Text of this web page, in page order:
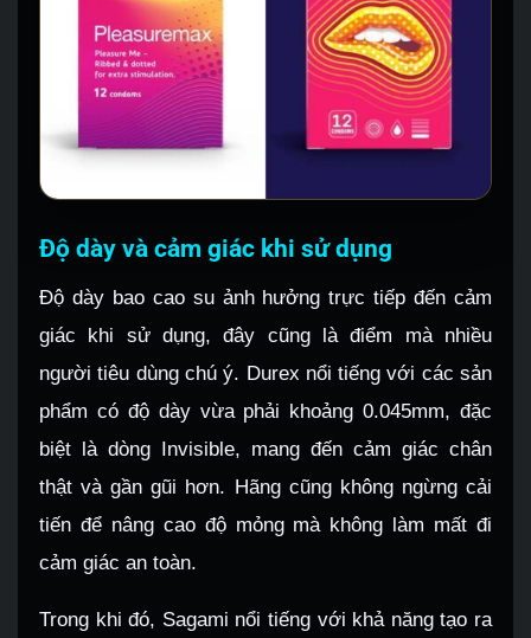
Độ dày và cảm giác khi sử dụng
Độ dày bao cao su ảnh hưởng trực tiếp đến cảm
giác khi sử dụng, đây cũng là điểm mà nhiều
người tiêu dùng chú ý. Durex nổi tiếng với các sản
phẩm có độ dày vừa phải khoảng 0.045mm, đặc
biệt là dòng Invisible, mang đến cảm giác chân
thật và gần gũi hơn. Hãng cũng không ngừng cải
tiến để nâng cao độ mỏng mà không làm mất đi
cảm giác an toàn.
Trong khi đó, Sagami nổi tiếng với khả năng tạo ra